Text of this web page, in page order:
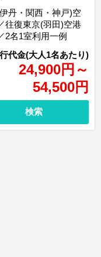
24,900円 ～
54,500円
丹・関西・神戸)空
往復東京(羽田)空港
2名1室利用一例
検索